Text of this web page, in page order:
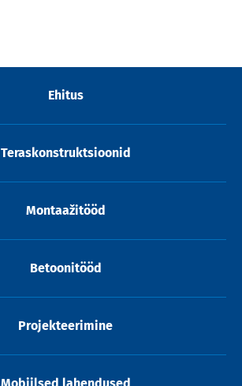
Ehitus
Teraskonstruktsioonid
Montaažitööd
Betoonitööd
Projekteerimine